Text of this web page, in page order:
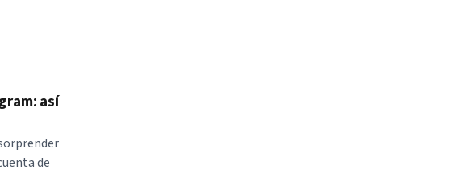
así
de